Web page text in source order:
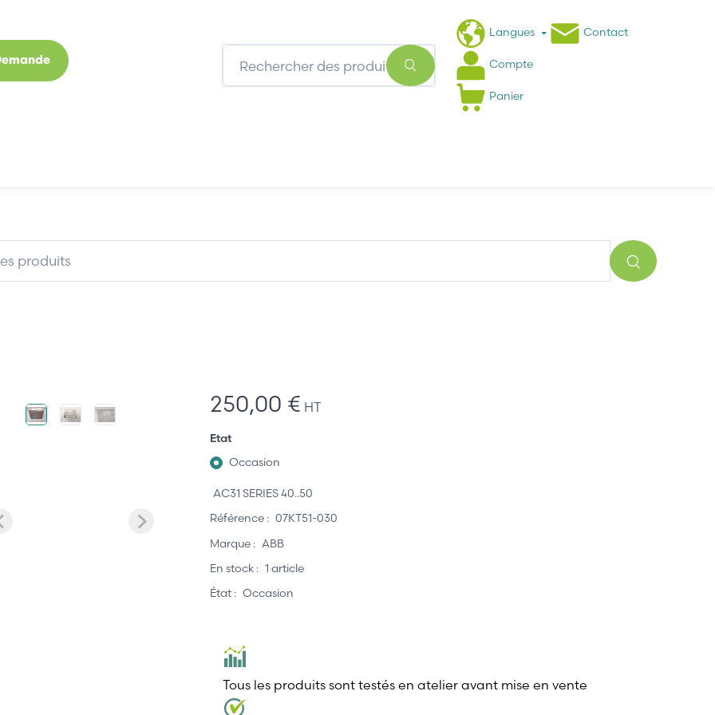
Langues Contact
Compte
Panier
250,00 € HT
Etat
Occasion
AC31 SERIES 40..50
Référence : 07KT51-030
Marque : ABB
En stock : 1 article
État : Occasion
Tous les produits sont testés en atelier avant mise en vente